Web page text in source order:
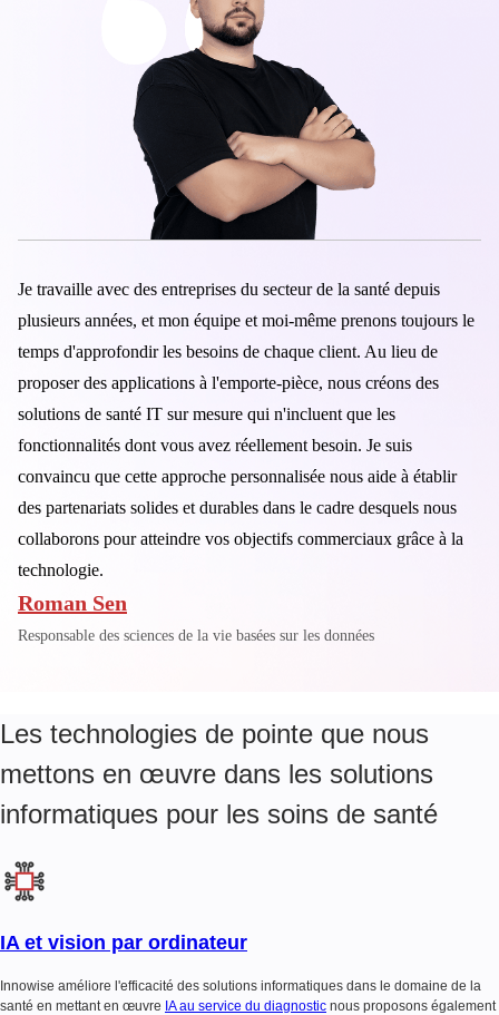
Solutions d'automatisation des laboratoires
Solutions de gestion des risques
Logiciel de gestion de la relation client (CRM) pour l'assurance
Télémédecine vétérinaire et applications pour le bien-être des animaux
Applications de surveillance à distance de la santé des animaux
Applications d'aide au diagnostic des animaux de compagnie
Applications de gestion des rendez-vous et de facturation
Je travaille avec des entreprises du secteur de la santé depuis
plusieurs années, et mon équipe et moi-même prenons toujours le
temps d'approfondir les besoins de chaque client. Au lieu de
proposer des applications à l'emporte-pièce, nous créons des
solutions de santé IT sur mesure qui n'incluent que les
fonctionnalités dont vous avez réellement besoin. Je suis
convaincu que cette approche personnalisée nous aide à établir
des partenariats solides et durables dans le cadre desquels nous
collaborons pour atteindre vos objectifs commerciaux grâce à la
technologie.
Roman Sen
Responsable des sciences de la vie basées sur les données
Les technologies de pointe que nous
mettons en œuvre dans les solutions
informatiques pour les soins de santé
IA et vision par ordinateur
Innowise améliore l'efficacité des solutions informatiques dans le domaine de la
santé en mettant en œuvre IA au service du diagnostic nous proposons également